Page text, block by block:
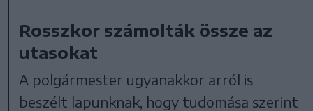
Rosszkor számolták össze az
utasokat
A polgármester ugyanakkor arról is
beszélt lapunknak, hogy tudomása szerint